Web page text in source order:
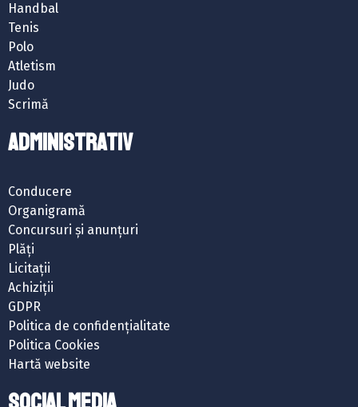
Handbal
Tenis
Polo
Atletism
Judo
Scrimă
ADMINISTRATIV
Conducere
Organigramă
Concursuri și anunțuri
Plăți
Licitații
Achiziții
GDPR
Politica de confidențialitate
Politica Cookies
Hartă website